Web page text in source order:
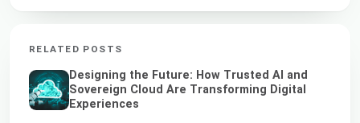
RELATED POSTS
Designing the Future: How Trusted AI and
Sovereign Cloud Are Transforming Digital
Experiences